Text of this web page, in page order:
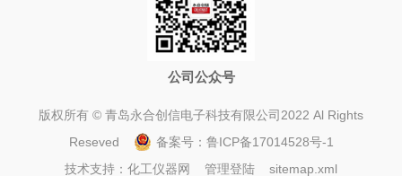
公司公众号
版权所有 © 青岛永合创信电子科技有限公司2022 Al Rights
Reseved
备案号： 鲁ICP备17014528号-1
技术支持： 化工仪器网 管理登陆 sitemap.xml